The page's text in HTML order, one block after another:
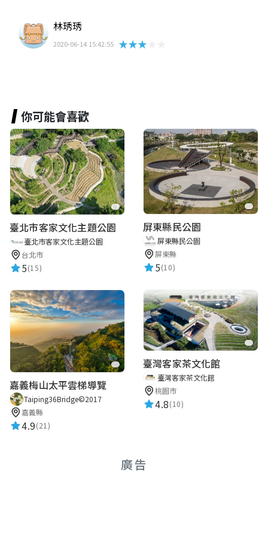
林琇琇
2020-06-14 15:42:55 ★★★★★
你可能會喜歡
臺北市客家文化主題公園
臺北市客家文化主題公園
台北市
5(15)
屏東縣民公園
屏東縣民公園
屏東縣
5(10)
嘉義梅山太平雲梯導覽
Taiping36Bridge©2017
嘉義縣
4.9(21)
臺灣客家茶文化館
臺灣客家茶文化館
桃園市
4.8(10)
廣告